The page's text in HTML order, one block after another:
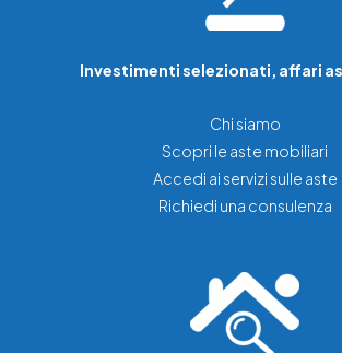
Investimenti selezionati, affari
Chi siamo
Scopri le aste mobiliari
Accedi ai servizi sulle aste
Richiedi una consulenza